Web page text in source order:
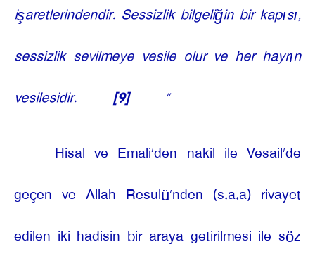
işaretlerindendir. Sessizlik bilgeliğin bir kapısı,
sessizlik sevilmeye vesile olur ve her hayrın
vesilesidir.
[9]
”
Hisal ve Emali’den nakil ile Vesail’de
geçen ve Allah Resulü’nden (s.a.a) rivayet
edilen iki hadisin bir araya getirilmesi ile söz